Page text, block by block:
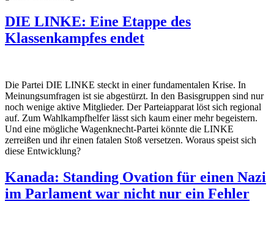
DIE LINKE: Eine Etappe des
Klassenkampfes endet
Die Partei DIE LINKE steckt in einer fundamentalen Krise. In
Meinungsumfragen ist sie abgestürzt. In den Basisgruppen sind nur
noch wenige aktive Mitglieder. Der Parteiapparat löst sich regional
auf. Zum Wahlkampfhelfer lässt sich kaum einer mehr begeistern.
Und eine mögliche Wagenknecht-Partei könnte die LINKE
zerreißen und ihr einen fatalen Stoß versetzen. Woraus speist sich
diese Entwicklung?
Kanada: Standing Ovation für einen Nazi
im Parlament war nicht nur ein Fehler